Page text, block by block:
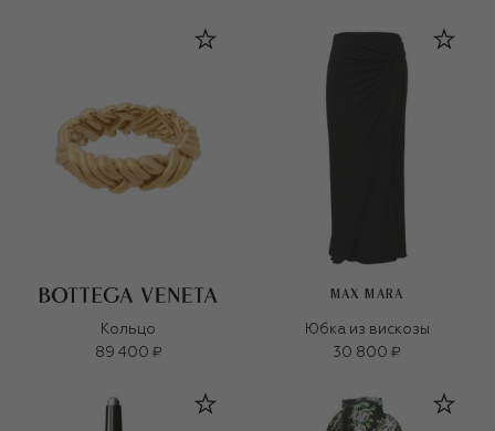
Кольцо
89 400 ₽
MAX MARA
Юбка из вискозы
30 800 ₽